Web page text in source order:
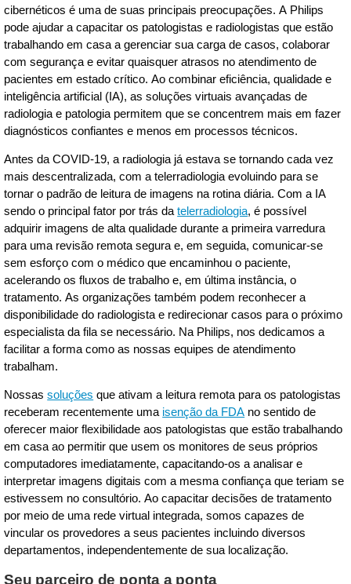
cibernéticos é uma de suas principais preocupações. A Philips
pode ajudar a capacitar os patologistas e radiologistas que estão
trabalhando em casa a gerenciar sua carga de casos, colaborar
com segurança e evitar quaisquer atrasos no atendimento de
pacientes em estado crítico. Ao combinar eficiência, qualidade e
inteligência artificial (IA), as soluções virtuais avançadas de
radiologia e patologia permitem que se concentrem mais em fazer
diagnósticos confiantes e menos em processos técnicos.
Antes da COVID-19, a radiologia já estava se tornando cada vez
mais descentralizada, com a telerradiologia evoluindo para se
tornar o padrão de leitura de imagens na rotina diária. Com a IA
sendo o principal fator por trás datelerradiologia, é possível
adquirir imagens de alta qualidade durante a primeira varredura
para uma revisão remota segura e, em seguida, comunicar-se
sem esforço com o médico que encaminhou o paciente,
acelerando os fluxos de trabalho e, em última instância, o
tratamento. As organizações também podem reconhecer a
disponibilidade do radiologista e redirecionar casos para o próximo
especialista da fila se necessário. Na Philips, nos dedicamos a
facilitar a forma como as nossas equipes de atendimento
trabalham.
Nossassoluções que ativam a leitura remota para os patologistas
receberam recentemente uma isenção da FDA no sentido de
oferecer maior flexibilidade aos patologistas que estão trabalhando
em casa ao permitir que usem os monitores de seus próprios
computadores imediatamente, capacitando-os a analisar e
interpretar imagens digitais com a mesma confiança que teriam se
estivessem no consultório. Ao capacitar decisões de tratamento
por meio de uma rede virtual integrada, somos capazes de
vincular os provedores a seus pacientes incluindo diversos
departamentos, independentemente de sua localização.
Seu parceiro de ponta a ponta